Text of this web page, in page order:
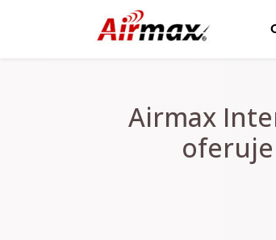
Airmax